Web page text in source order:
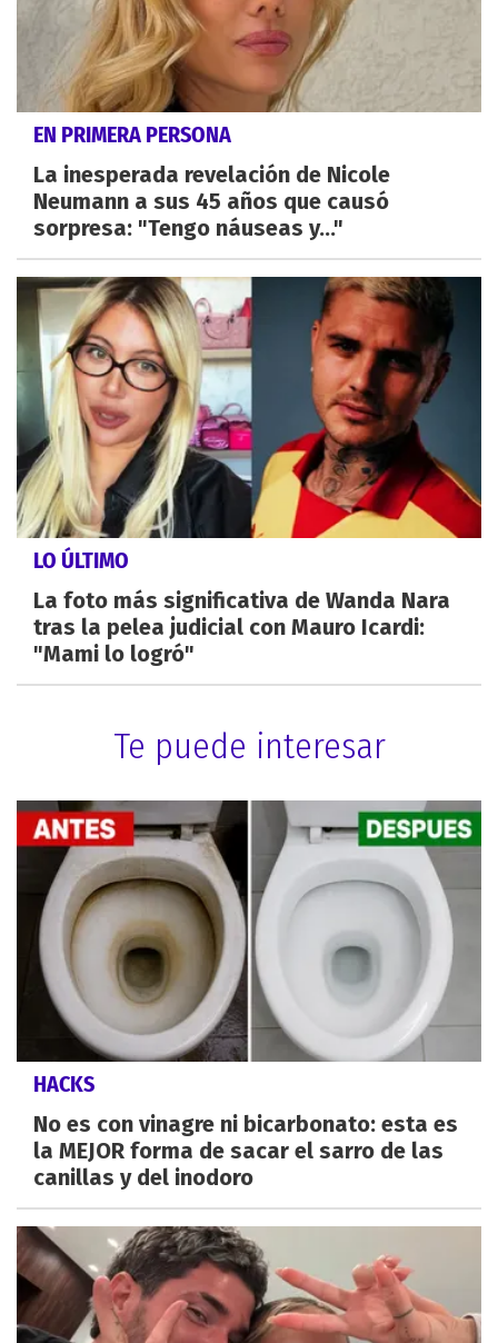
EN PRIMERA PERSONA
La inesperada revelación de Nicole
Neumann a sus 45 años que causó
sorpresa: "Tengo náuseas y..."
LO ÚLTIMO
La foto más significativa de Wanda Nara
tras la pelea judicial con Mauro Icardi:
"Mami lo logró"
Te puede interesar
HACKS
No es con vinagre ni bicarbonato: esta es
la MEJOR forma de sacar el sarro de las
canillas y del inodoro